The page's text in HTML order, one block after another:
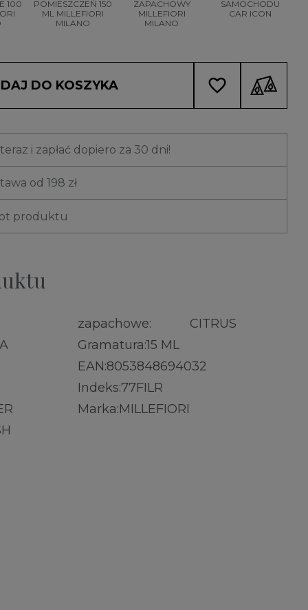
100
POMIESZCZEŃ 150
ML MILLEFIORI
MILANO
ZAPACHOWY
MILLEFIORI
MILANO
SAMOCHODU
CAR ICON
DO KOSZYKA favorite_border
i zapłać dopiero za 30 dni!
od 198 zł
produktu
zapachowe:
CITRUS
Gramatura:15 ML
EAN:8053848694032
Indeks:77FILR
Marka:MILLEFIORI